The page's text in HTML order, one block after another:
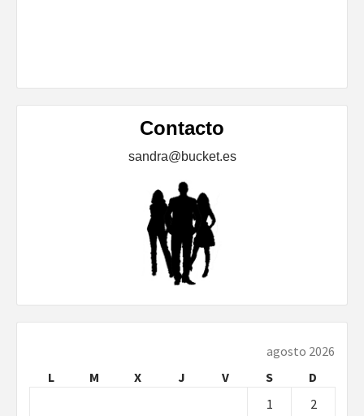
Contacto
sandra@bucket.es
agosto 2026
L
M X J V S
D
1
2